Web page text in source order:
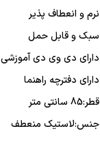
نرم و انعطاف پذیر
سبک و قابل حمل
دارای دی وی دی آموزشی
دارای دفترچه راهنما
قطر:85 سانتی متر
جنس:لاستیک منعطف